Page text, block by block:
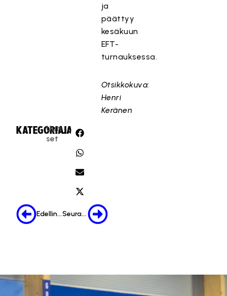
ja
päättyy
kesäkuun
EFT-
turnauksessa.
Otsikkokuva:
Henri
Keränen
KATEGORIA:
Uuti
set
JAA:
Edellinen Seuraava